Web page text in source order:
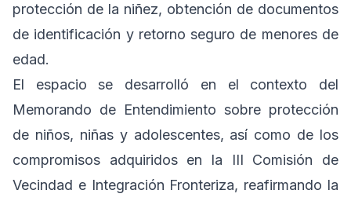
protección de la niñez, obtención de documentos
de identificación y retorno seguro de menores de
edad.
El espacio se desarrolló en el contexto del
Memorando de Entendimiento sobre protección
de niños, niñas y adolescentes, así como de los
compromisos adquiridos en la III Comisión de
Vecindad e Integración Fronteriza, reafirmando la